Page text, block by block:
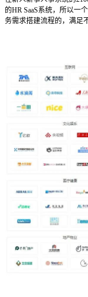
的HR SaaS系统，所以一
务需求搭建流程的，满足